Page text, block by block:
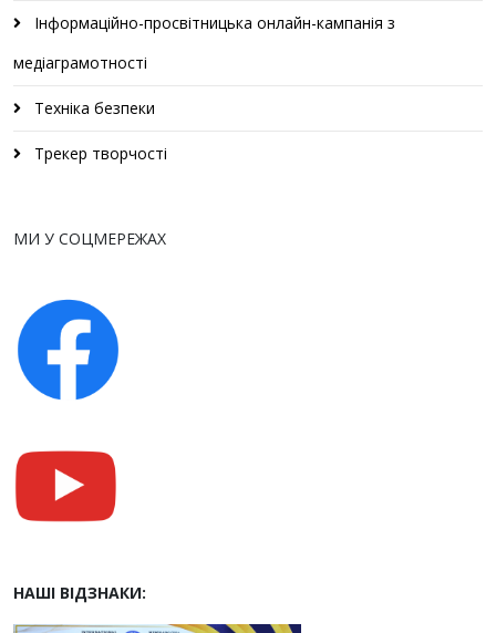
Інформаційно-просвітницька онлайн-кампанія з
медіаграмотності
Техніка безпеки
Трекер творчості
МИ У СОЦМЕРЕЖАХ
НАШІ ВІДЗНАКИ: